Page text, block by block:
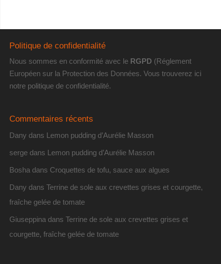
Politique de confidentialité
Nous sommes en conformité avec le RGPD (Réglement
Européen sur la Protection des Données. Vous trouverez ici
notre politique de confidentialité.
Commentaires récents
Dany dans Lemon pudding d’Aurélie Masson
sergedans Lemon pudding d’Aurélie Masson
Bosha dans Croquettes de tofu, sauce aux algues
Dany dans Terrine de sole aux crevettes grises et courgette,
fraîche gelée de tomate
Giuseppina dans Terrine de sole aux crevettes grises et
courgette, fraîche gelée de tomate